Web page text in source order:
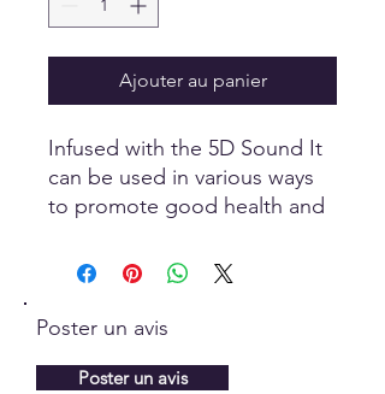
Ajouter au panier
Infused with the 5D Sound It
can be used in various ways
to promote good health and
that the body needs to stay
vibrant or radiant energy,
toxins from the body and
Poster un avis
Poster un avis